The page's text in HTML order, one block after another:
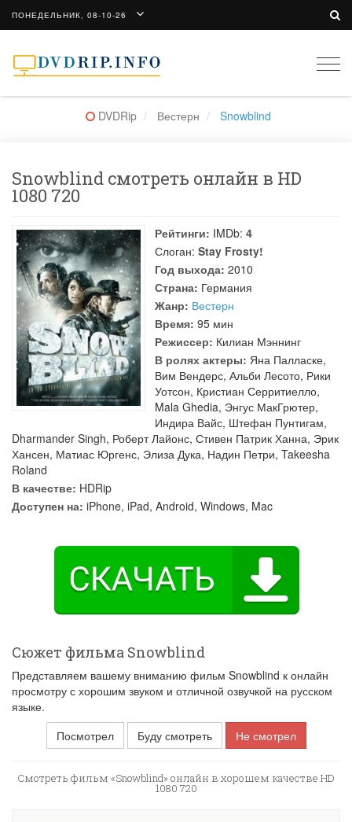
ПОНЕДЕЛЬНИК, 08-10-26
DVDRip Вестерн Snowblind
Snowblind смотреть онлайн в HD
1080 720
Рейтинги: IMDb: 4
Слоган: Stay Frosty!
Год выхода: 2010
Страна: Германия
Жанр: Вестерн
Время: 95 мин
Режиссер: Килиан Мэннинг
В ролях актеры: Яна Палласке,
Вим Вендерс, Альби Лесото, Рики
Уотсон, Кристиан Серритиелло,
Mala Ghedia, Энгус МакГрютер,
Индира Вайс, Штефан Пунтигам,
Dharmander Singh, Роберт Лайонс, Стивен Патрик Ханна, Эрик
Хансен, Матиас Юргенс, Элиза Дука, Надин Петри, Takeesha
Roland
В качестве: HDRip
Доступен на: iPhone, iPad, Android, Windows, Mac
Сюжет фильма Snowblind
Представляем вашему вниманию фильм Snowblind к онлайн
просмотру с хорошим звуком и отличной озвучкой на русском
языке.
Посмотрел
Буду смотреть Не смотрел
Смотреть фильм «Snowblind» онлайн в хорошем качестве HD
1080 720